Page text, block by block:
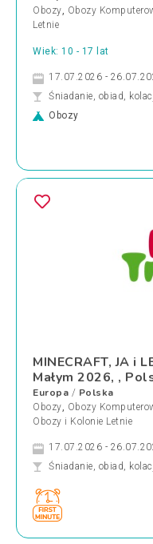
Obozy, Obozy
Letnie
Wiek: 10 - 17 lat
17.07.2026 -
Śniadanie, obiad,
Obozy
MINECRAFT, JA i
Małym 2026, ,
Europa / Polska
Obozy, Obozy
Obozy i Kolonie Letnie
17.07.2026 -
Śniadanie, obiad,